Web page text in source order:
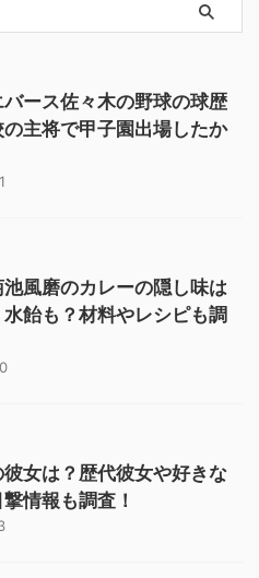
バース佐々木の野球の球歴
主将で甲子園出場したか
池風磨のカレーの隠し味は
飴も？材料やレシピも調
女は？歴代彼女や好きな
情報も調査！